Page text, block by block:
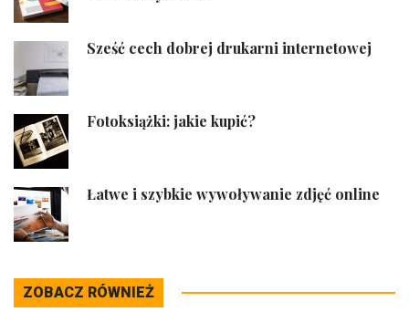
Sześć cech dobrej drukarni internetowej
Fotoksiążki: jakie kupić?
Łatwe i szybkie wywoływanie zdjęć online
ZOBACZ RÓWNIEŻ